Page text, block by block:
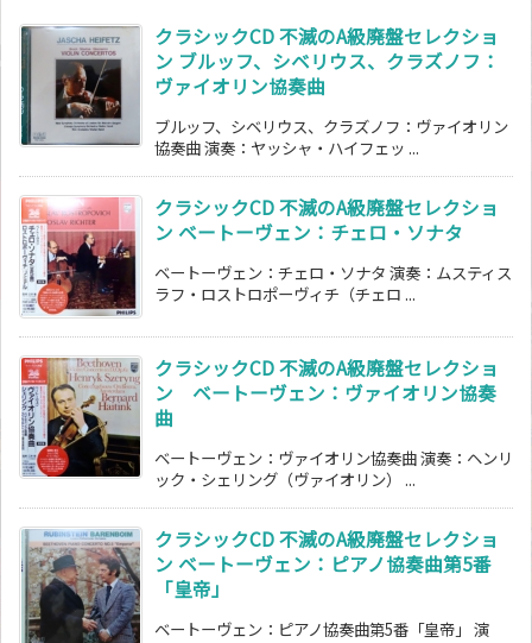
クラシックCD 不滅のA級廃盤セレクショ
ン ブルッフ、シベリウス、クラズノフ：
ヴァイオリン協奏曲
ブルッフ、シベリウス、クラズノフ：ヴァイオリン
協奏曲 演奏：ヤッシャ・ハイフェッ ...
クラシックCD 不滅のA級廃盤セレクショ
ン ベートーヴェン：チェロ・ソナタ
ベートーヴェン：チェロ・ソナタ 演奏：ムスティス
ラフ・ロストロポーヴィチ（チェロ ...
クラシックCD 不滅のA級廃盤セレクショ
ン ベートーヴェン：ヴァイオリン協奏
曲
ベートーヴェン：ヴァイオリン協奏曲 演奏：ヘンリ
ック・シェリング（ヴァイオリン） ...
クラシックCD 不滅のA級廃盤セレクショ
ン ベートーヴェン：ピアノ協奏曲第5番
「皇帝」
ベートーヴェン：ピアノ協奏曲第5番「皇帝」 演